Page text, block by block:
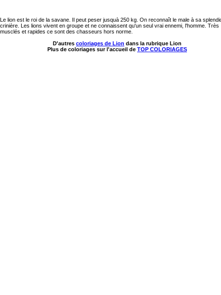
Le lion est le roi de la savane. Il peut peser jusquà 250 kg. On reconnaît le male à sa
crinière. Les lions vivent en groupe et ne connaissent qu'un seul vrai ennemi, l'homme. Très
musclés et rapides ce sont des chasseurs hors norme.
D'autres coloriages de Lion dans la rubrique Lion
Plus de coloriages sur l'accueil de TOP COLORIAGES